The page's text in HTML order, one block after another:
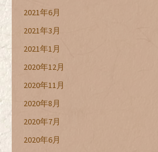
2021年6月
2021年3月
2021年1月
2020年12月
2020年11月
2020年8月
2020年7月
2020年6月